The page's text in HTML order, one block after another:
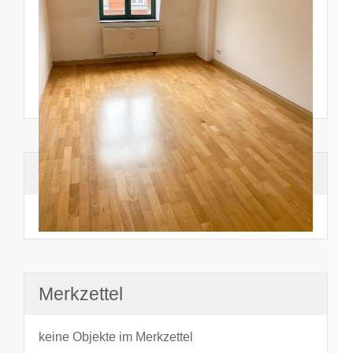
Suchhistorie
noch nichts angesehen
Merkzettel
keine Objekte im Merkzettel